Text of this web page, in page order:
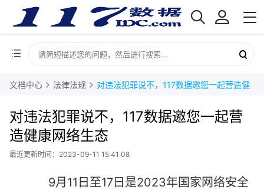
文档中心 法律法规 对违法犯罪说不，117数据邀您一起营造健康网络生态
对违法犯罪说不，117数据邀您一起营
造健康网络生态
最近更新时间：2023-09-11 15:41:08
9月11日至17日是2023年国家网络安全